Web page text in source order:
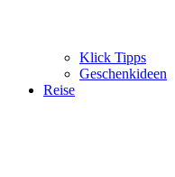
Klick Tipps
Geschenkideen
Reise